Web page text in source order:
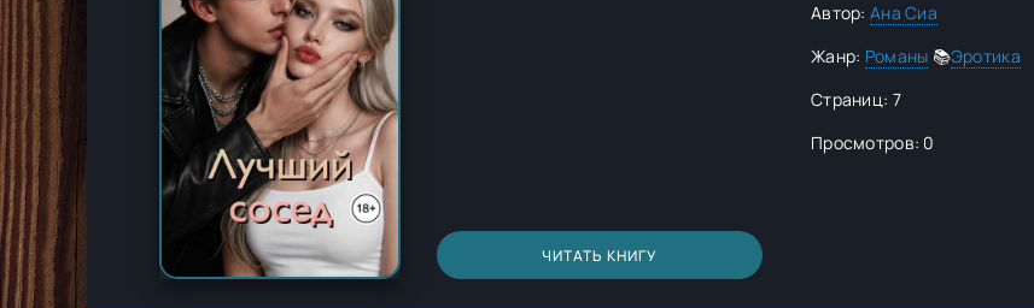
ЧИТАТЬ КНИГУ
Автор: Ана Сиа
Жанр: Романы 📚Эротика
Страниц: 7
Просмотров: 0